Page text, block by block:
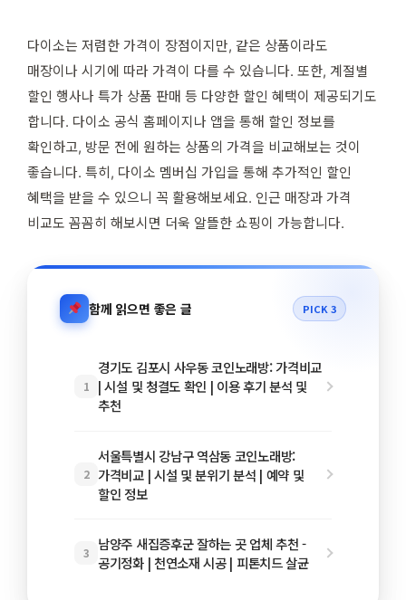
다이소는 저렴한 가격이 장점이지만, 같은 상품이라도
매장이나 시기에 따라 가격이 다를 수 있습니다. 또한, 계절별
할인 행사나 특가 상품 판매 등 다양한 할인 혜택이 제공되기도
합니다. 다이소 공식 홈페이지나 앱을 통해 할인 정보를
확인하고, 방문 전에 원하는 상품의 가격을 비교해보는 것이
좋습니다. 특히, 다이소 멤버십 가입을 통해 추가적인 할인
혜택을 받을 수 있으니 꼭 활용해보세요. 인근 매장과 가격
비교도 꼼꼼히 해보시면 더욱 알뜰한 쇼핑이 가능합니다.
함께 읽으면 좋은 글 PICK 3
1
경기도 김포시 사우동 코인노래방: 가격비교
| 시설 및 청결도 확인 | 이용 후기 분석 및
추천
2
서울특별시 강남구 역삼동 코인노래방:
가격비교 | 시설 및 분위기 분석 | 예약 및
할인 정보
3
남양주 새집증후군 잘하는 곳 업체 추천 -
공기정화 | 천연소재 시공 | 피톤치드 살균